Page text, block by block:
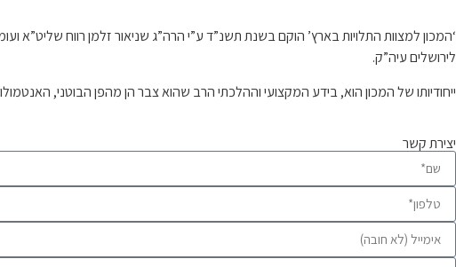
‘המכון למצוות התלויות בארץ’ הוקם בשנת תשנ”ד ע”י הרה”ג שניאור זלמן רווח
לירושלים עיה”ק.
ייחודיותו של המכון הוא, בידע המקצועי וההלכתי הרב שהוא צבר הן מהפן הבוטני,
יצירת קשר